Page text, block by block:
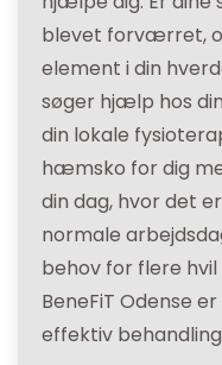
blevet forværret,
element i din
søger hjælp hos
din lokale
hæmsko for dig
din dag, hvor det
normale
behov for flere hvil
BeneFiT Odense
effektiv